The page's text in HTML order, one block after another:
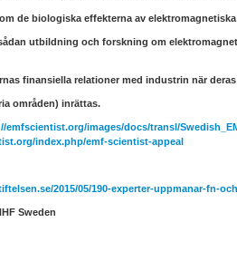
de biologiska effekterna av
utbildning och forskning om
finansiella relationer med industrin när
områden) inrättas.
emfscientist.org/images/docs/transl/
index.php/emf-scientist-appeal
2015/05/190-experter-uppmanar-fn-
Sweden